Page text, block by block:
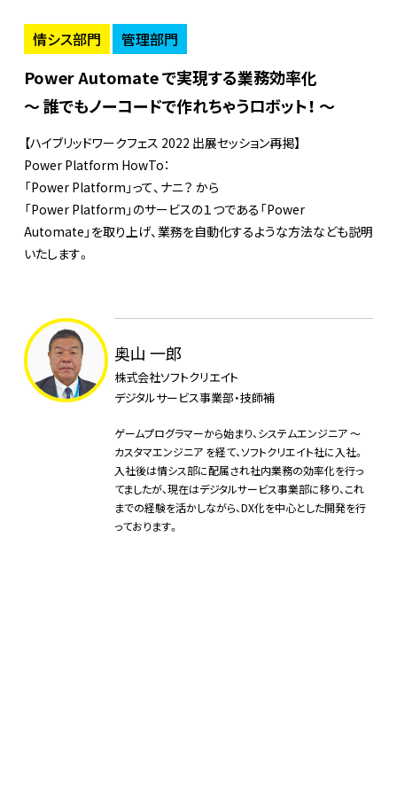
情シス部門 管理部門
Power Automate で実現する業務効率化
～ 誰でもノーコードで作れちゃうロボット！ ～
【ハイブリッドワークフェス 2022 出展セッション再掲】
Power Platform HowTo：
「Power Platform」って、ナニ？ から
「Power Platform」のサービスの１つである「Power
Automate」を取り上げ、業務を自動化するような方法なども説明
いたします。
奥山 一郎
株式会社ソフトクリエイト
デジタルサービス事業部・技師補
ゲームプログラマーから始まり、システムエンジニア ～
カスタマエンジニア を経て、ソフトクリエイト社に入社。
入社後は情シス部に配属され社内業務の効率化を行っ
てましたが、現在はデジタルサービス事業部に移り、これ
までの経験を活かしながら、DX化を中心とした開発を行
っております。